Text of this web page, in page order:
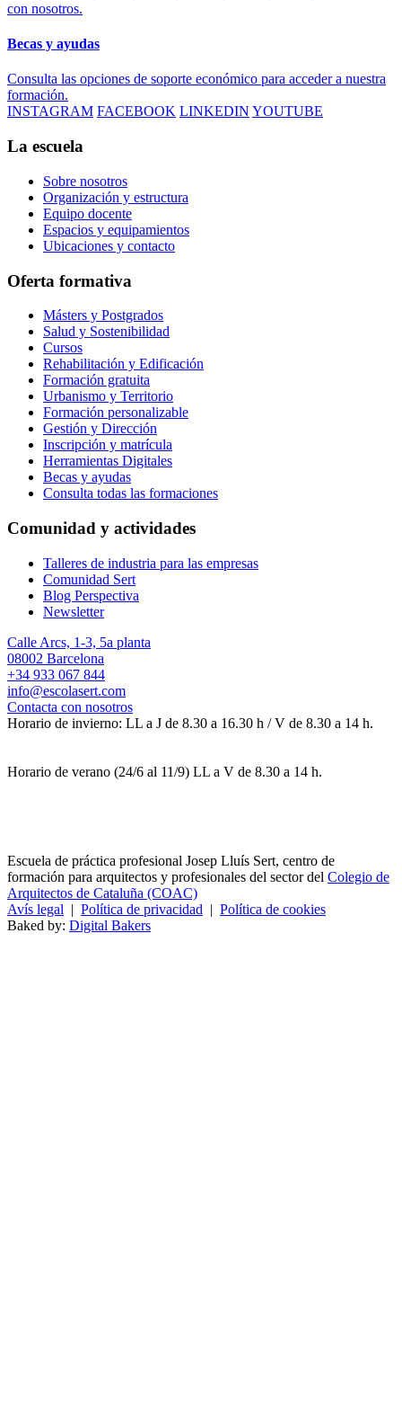
con nosotros.
Becas y ayudas
Consulta las opciones de soporte económico para acceder a nuestra
formación.
INSTAGRAM FACEBOOK LINKEDIN YOUTUBE
La escuela
Sobre nosotros
Organización y estructura
Equipo docente
Espacios y equipamientos
Ubicaciones y contacto
Oferta formativa
Másters y Postgrados
Salud y Sostenibilidad
Cursos
Rehabilitación y Edificación
Formación gratuita
Urbanismo y Territorio
Formación personalizable
Gestión y Dirección
Inscripción y matrícula
Herramientas Digitales
Becas y ayudas
Consulta todas las formaciones
Comunidad y actividades
Talleres de industria para las empresas
Comunidad Sert
Blog Perspectiva
Newsletter
Calle Arcs, 1-3, 5a planta
08002 Barcelona
+34 933 067 844
info@escolasert.com
Contacta con nosotros
Horario de invierno: LL a J de 8.30 a 16.30 h / V de 8.30 a 14 h.
Horario de verano (24/6 al 11/9) LL a V de 8.30 a 14 h.
Escuela de práctica profesional Josep Lluís Sert, centro de
formación para arquitectos y profesionales del sector del Colegio de
Arquitectos de Cataluña (COAC)
Avís legal | Política de privacidad | Política de cookies
Baked by: Digital Bakers